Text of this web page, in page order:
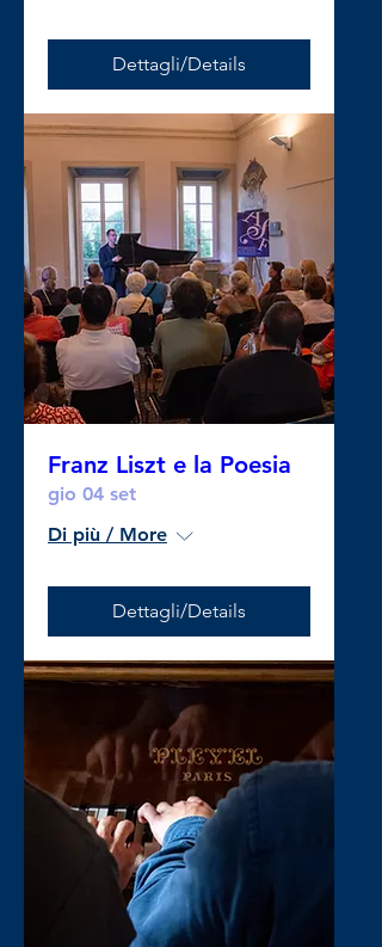
Dettagli/Details
Franz Liszt e la Poesia
gio 04 set
Di più / More
Dettagli/Details